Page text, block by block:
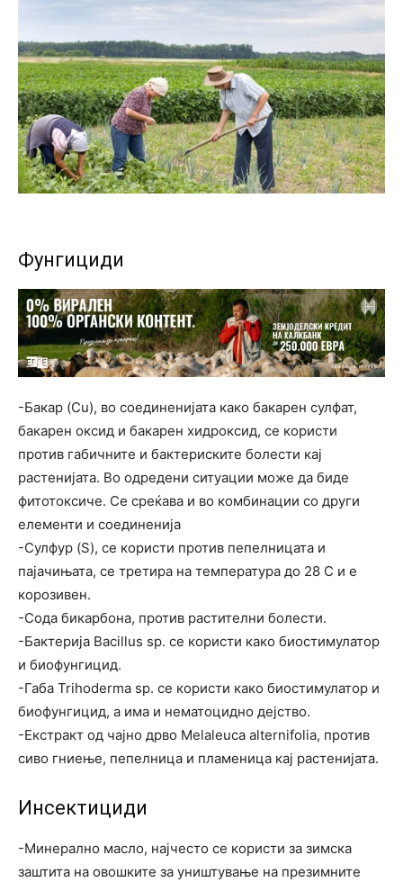
Фунгициди
-Бакар (Cu), во соединенијата како бакарен сулфат,
бакарен оксид и бакарен хидроксид, се користи
против габичните и бактериските болести кај
растенијата. Во одредени ситуации може да биде
фитотоксиче. Се среќава и во комбинации со други
елементи и соединенија
-Сулфур (S), се користи против пепелницата и
пајачињата, се третира на температура до 28 C и е
корозивен.
-Сода бикарбона, против растителни болести.
-Бактерија Bacillus sp. се користи како биостимулатор
и биофунгицид.
-Габа Trihoderma sp. се користи како биостимулатор и
биофунгицид, а има и нематоцидно дејство.
-Екстракт од чајно дрво Melaleuca alternifolia, против
сиво гниење, пепелница и пламеница кај растенијата.
Инсектициди
-Минерално масло, најчесто се користи за зимска
заштита на овошките за уништување на презимните